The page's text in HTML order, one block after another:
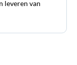
leveren van